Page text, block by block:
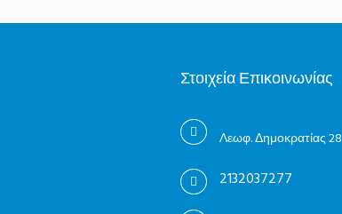
Στοιχεία Επικοινωνίας
Λεωφ. Δημοκρατίας 28
2132037277